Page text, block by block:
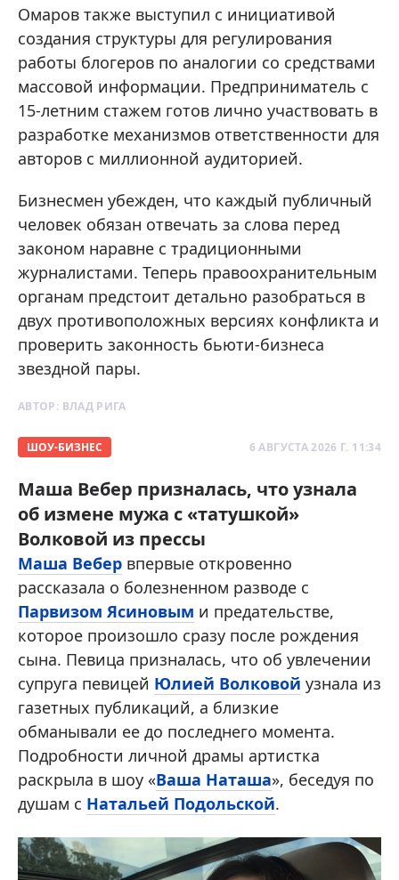
Омаров также выступил с инициативой
создания структуры для регулирования
работы блогеров по аналогии со средствами
массовой информации. Предприниматель с
15-летним стажем готов лично участвовать в
разработке механизмов ответственности для
авторов с миллионной аудиторией.
Бизнесмен убежден, что каждый публичный
человек обязан отвечать за слова перед
законом наравне с традиционными
журналистами. Теперь правоохранительным
органам предстоит детально разобраться в
двух противоположных версиях конфликта и
проверить законность бьюти-бизнеса
звездной пары.
АВТОР: ВЛАД РИГА
ШОУ-БИЗНЕС 6 АВГУСТА 2026 Г. 11:34
Маша Вебер призналась, что узнала
об измене мужа с «татушкой»
Волковой из прессы
Маша Вебер впервые откровенно
рассказала о болезненном разводе с
Парвизом Ясиновым и предательстве,
которое произошло сразу после рождения
сына. Певица призналась, что об увлечении
супруга певицей Юлией Волковой узнала из
газетных публикаций, а близкие
обманывали ее до последнего момента.
Подробности личной драмы артистка
раскрыла в шоу «Ваша Наташа», беседуя по
душам с Натальей Подольской.